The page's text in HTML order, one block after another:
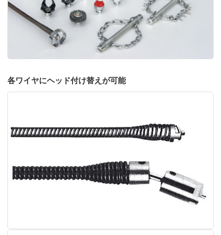
各ワイヤにヘッド付け替えが可能